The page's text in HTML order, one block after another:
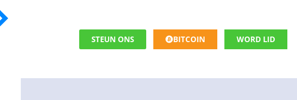
STEUN ONS BITCOIN WORD LID